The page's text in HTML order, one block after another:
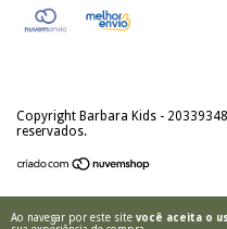
Ao navegar por este site você aceita o
Copyright Barbara Kids -
reservados.